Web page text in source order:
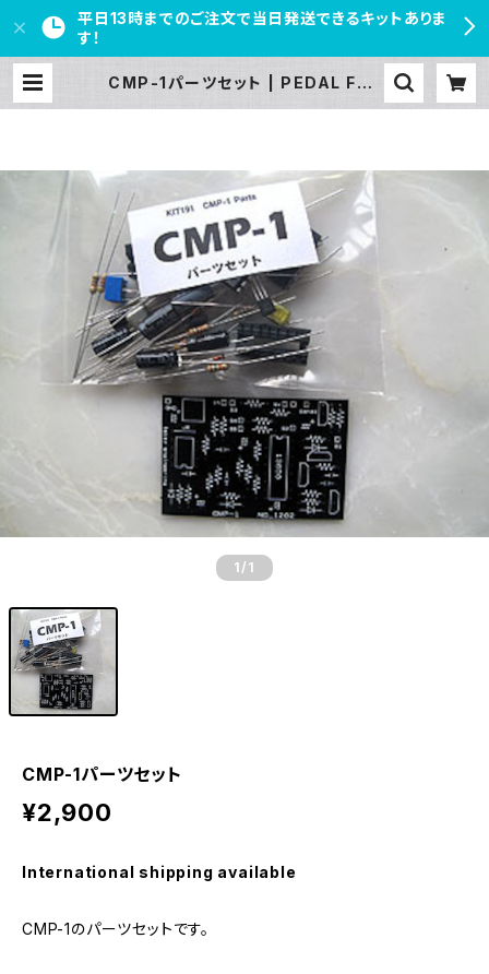
平日13時までのご注文で当日発送できるキットありま
す！
CMP-1パーツセット | PEDAL FRE
1 /1
CMP-1パーツセット
¥2,900
International shipping available
CMP-1のパーツセットです。